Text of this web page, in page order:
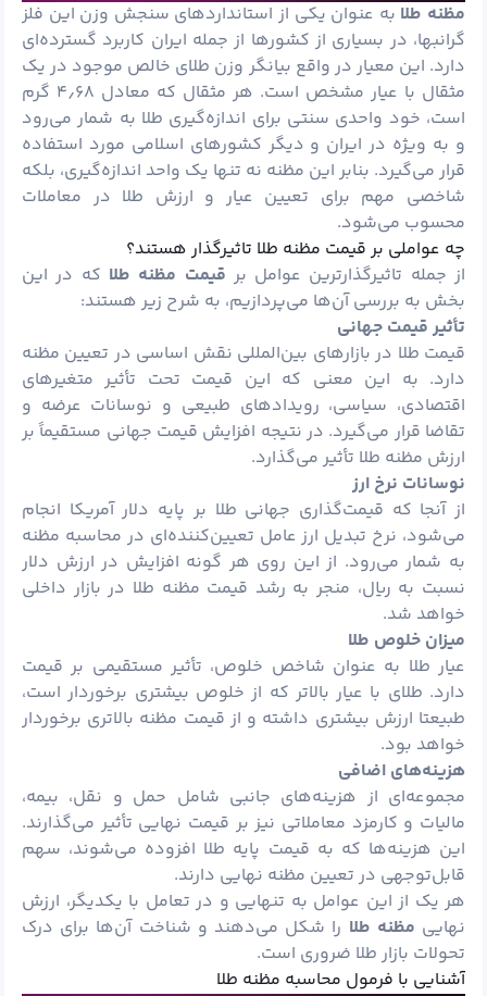
مظنه طلا به عنوان یکی از استانداردهای سنجش وزن این فلز
گرانبها، در بسیاری از کشورها از جمله ایران کاربرد گسترده‌ای
دارد. این معیار در واقع بیانگر وزن طلای خالص موجود در یک
مثقال با عیار مشخص است. هر مثقال که معادل ۴٫۶۸ گرم
است، خود واحدی سنتی برای اندازه‌گیری طلا به شمار می‌رود
و به ویژه در ایران و دیگر کشورهای اسلامی مورد استفاده
قرار می‌گیرد. بنابر این مظنه نه تنها یک واحد اندازه‌گیری، بلکه
شاخصی مهم برای تعیین عیار و ارزش طلا در معاملات
محسوب می‌شود.
چه عواملی بر قیمت مظنه طلا تاثیرگذار هستند؟
از جمله تاثیرگذارترین عوامل بر قیمت مظنه طلا که در این
بخش به بررسی آن‌ها می‌پردازیم، به شرح زیر هستند:
تأثیر قیمت جهانی
قیمت طلا در بازارهای بین‌المللی نقش اساسی در تعیین مظنه
دارد. به این معنی که این قیمت تحت تأثیر متغیرهای
اقتصادی، سیاسی، رویدادهای طبیعی و نوسانات عرضه و
تقاضا قرار می‌گیرد. در نتیجه افزایش قیمت جهانی مستقیماً بر
ارزش مظنه طلا تأثیر می‌گذارد.
نوسانات نرخ ارز
از آنجا که قیمت‌گذاری جهانی طلا بر پایه دلارآمریکا انجام
می‌شود، نرخ تبدیل ارز عامل تعیین‌کننده‌ای در محاسبه مظنه
به شمار می‌رود. از این روی هر گونه افزایش در ارزش دلار
نسبت به ریال، منجر به رشد قیمت مظنه طلا در بازار داخلی
خواهد شد.
میزان خلوص طلا
عیار طلا به عنوان شاخص خلوص، تأثیر مستقیمی بر قیمت
دارد. طلای با عیار بالاتر که از خلوص بیشتری برخوردار است،
طبیعتا ارزش بیشتری داشته و از قیمت مظنه بالاتری برخوردار
خواهد بود.
هزینه‌های اضافی
مجموعه‌ای از هزینه‌های جانبی شامل حمل ‌و نقل، بیمه،
مالیات و کارمزد معاملاتی نیز بر قیمت نهایی تأثیر می‌گذارند.
این هزینه‌ها که به قیمت پایه طلا افزوده می‌شوند، سهم
قابل‌توجهی در تعیین مظنه نهایی دارند.
هر یک از این عوامل به تنهایی و در تعامل با یکدیگر، ارزش
نهایی مظنه طلا را شکل می‌دهند و شناخت آن‌ها برای درک
تحولات بازار طلا ضروری است.
آشنایی با فرمول محاسبه مظنه طلا